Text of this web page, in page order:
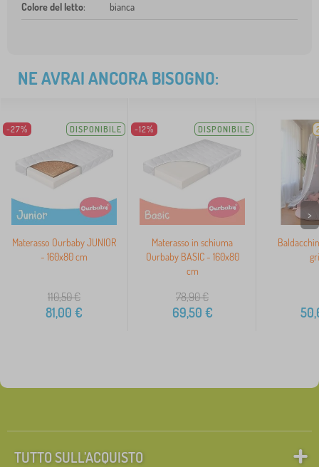
Colore del letto: bianca
NE AVRAI ANCORA BISOGNO:
-27% DISPONIBILE
Materasso Ourbaby JUNIOR
- 160x80 cm
110,50€
81,00 €
-12% DISPONIBILE
Materasso in schiuma
Ourbaby BASIC - 160x80
cm
78,90€
69,50 €
>
TUTTO SULL’ACQUISTO